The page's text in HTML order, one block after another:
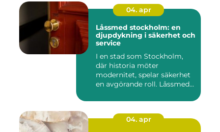
04. apr
Låssmed stockholm: en
djupdykning i säkerhet och
service
I en stad som Stockholm,
där historia möter
modernitet, spelar säkerhet
en avgörande roll. Låssmed
04. apr